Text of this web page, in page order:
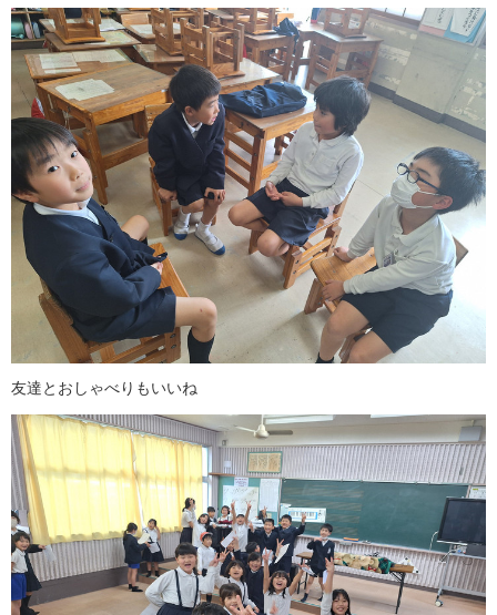
友達とおしゃべりもいいね